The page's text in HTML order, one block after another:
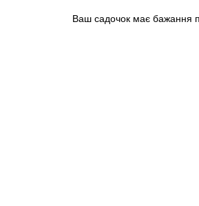
Ваш садочок має бажання